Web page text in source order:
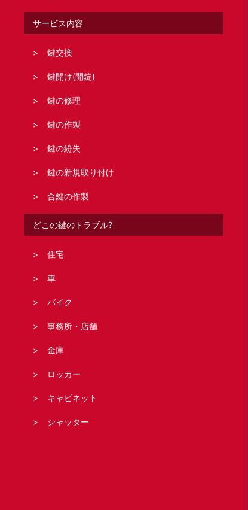
サービス内容
鍵交換
鍵開け(開錠)
鍵の修理
鍵の作製
鍵の紛失
鍵の新規取り付け
合鍵の作製
どこの鍵のトラブル?
住宅
車
バイク
事務所・店舗
金庫
ロッカー
キャビネット
シャッター